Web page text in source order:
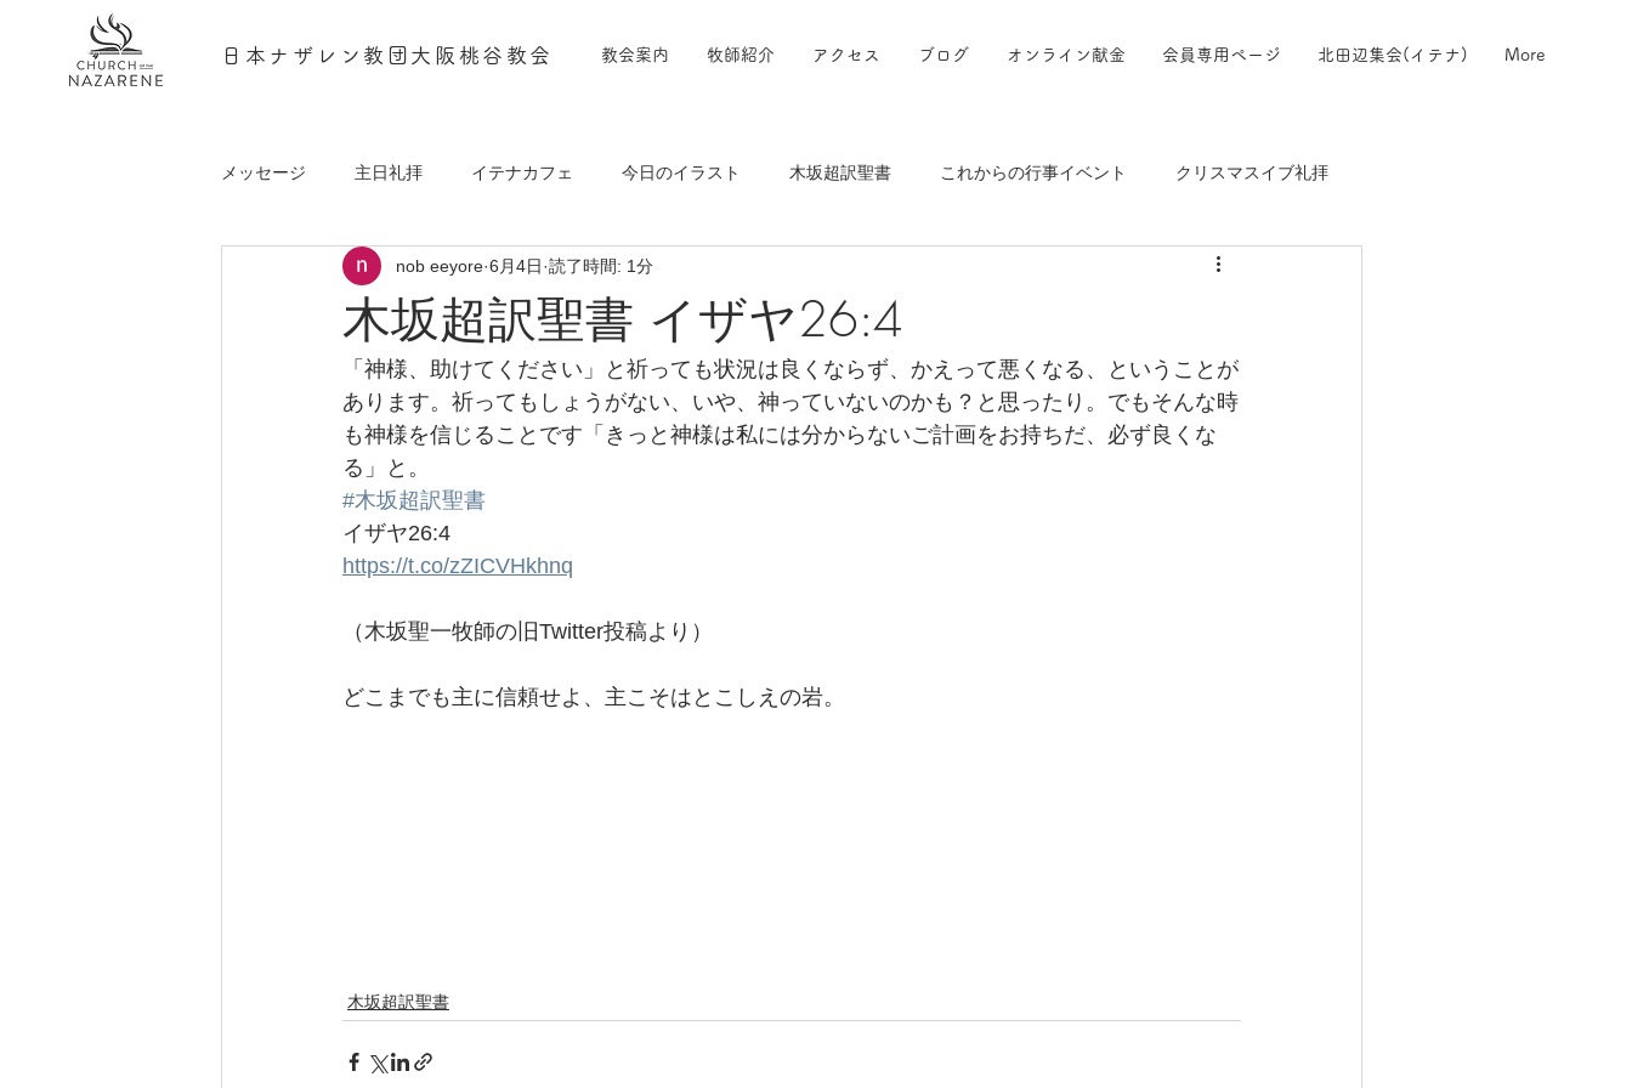
教会案内 牧師紹介 アクセス ブログ オンライン献金 会員専用ページ 北田辺集会(イテナ) More
日本ナザレン教団大阪桃谷教会
メッセージ 主日礼拝 イテナカフェ 今日のイラスト 木坂超訳聖書 これからの行事イベント クリスマスイブ礼拝
木坂超訳聖書 イザヤ26:4
nob eeyore 6月4日 読了時間: 1分
「神様、助けてください」と祈っても状況は良くならず、かえって悪くなる、ということが
あります。祈ってもしょうがない、いや、神っていないのかも？と思ったり。でもそんな時
も神様を信じることです「きっと神様は私には分からないご計画をお持ちだ、必ず良くな
る」と。
#木坂超訳聖書
イザヤ26:4
https://t.co/zZICVHkhnq
（木坂聖一牧師の旧Twitter投稿より）
どこまでも主に信頼せよ、主こそはとこしえの岩。
木坂超訳聖書